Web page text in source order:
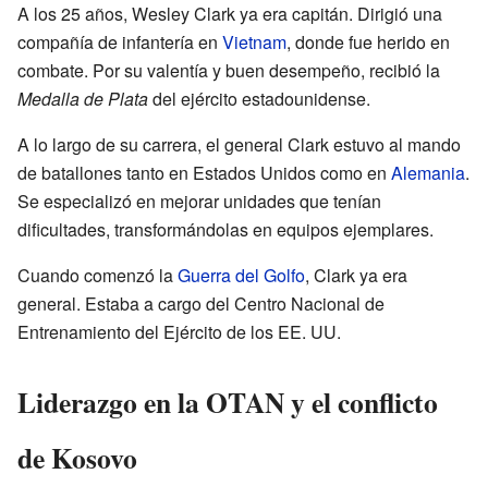
A los 25 años, Wesley Clark ya era capitán. Dirigió una
compañía de infantería en Vietnam, donde fue herido en
combate. Por su valentía y buen desempeño, recibió la
Medalla de Platadel ejército estadounidense.
A lo largo de su carrera, el general Clark estuvo al mando
de batallones tanto en Estados Unidos como en Alemania.
Se especializó en mejorar unidades que tenían
dificultades, transformándolas en equipos ejemplares.
Cuando comenzó laGuerra del Golfo, Clark ya era
general. Estaba a cargo del Centro Nacional de
Entrenamiento del Ejército de los EE. UU.
Liderazgo en la OTAN y el conflicto
de Kosovo